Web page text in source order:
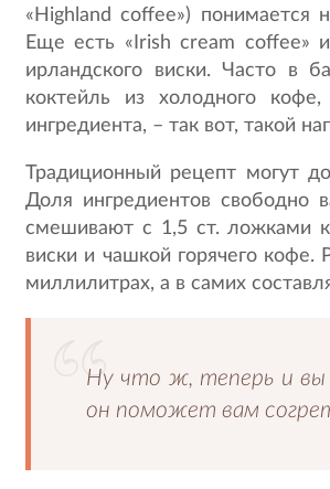
«Highland coffee») понимается
Еще есть «Irish cream coffee»
ирландского виски. Часто в
коктейль из холодного
ингредиента, – так вот, такой
Традиционный рецепт могут
Доля ингредиентов свободно
смешивают с 1,5 ст. ложками
виски и чашкой горячего
миллилитрах, а в самих
Ну что ж, теперь и вы
он поможет вам